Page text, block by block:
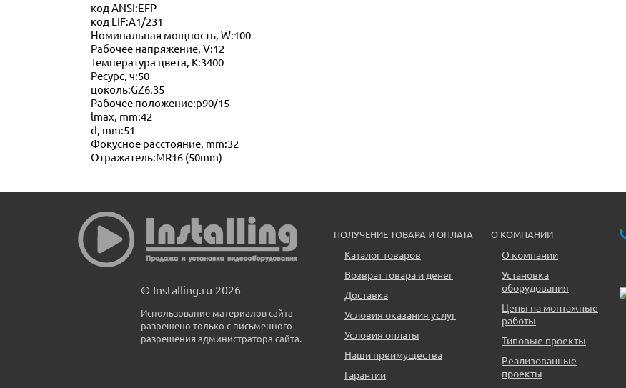
код ANSI:EFP
код LIF:A1/231
Номинальная мощность, W:100
Рабочее напряжение, V:12
Температура цвета, K:3400
Ресурс, ч:50
цоколь:GZ6.35
Рабочее положение:p90/15
lmax, mm:42
d, mm:51
Фокусное расстояние, mm:32
Отражатель:MR16 (50mm)
© Installing.ru 2026
Использование материалов сайта
разрешено только с письменного
разрешения администратора сайта.
ПОЛУЧЕНИЕ ТОВАРА И ОПЛАТА
Каталог товаров
Возврат товара и денег
Доставка
Условия оказания услуг
Условия оплаты
Наши преимущества
Гарантии
О КОМПАНИИ
О компании
Установка
оборудования
Цены на монтажные
работы
Типовые проекты
Реализованные
проекты